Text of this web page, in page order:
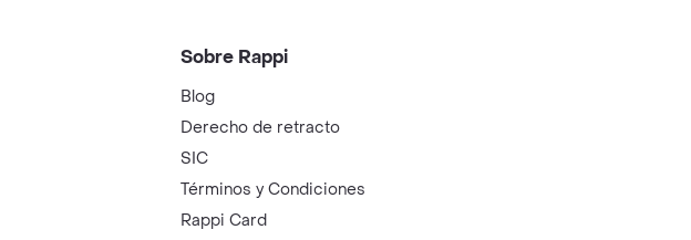
Sobre Rappi
Blog
Derecho de retracto
SIC
Términos y Condiciones
Rappi Card